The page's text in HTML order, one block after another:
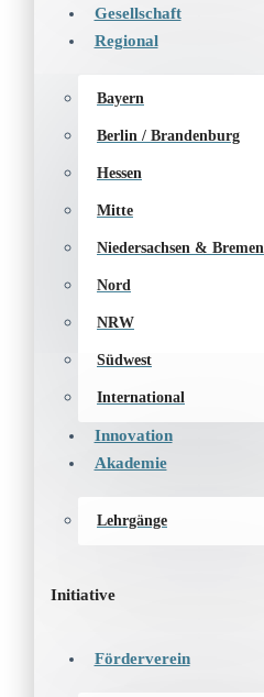
Gesellschaft
Regional
Bayern
Berlin / Brandenburg
Hessen
Mitte
Niedersachsen & Bremen
Nord
NRW
Südwest
International
Innovation
Akademie
Lehrgänge
Initiative
Förderverein